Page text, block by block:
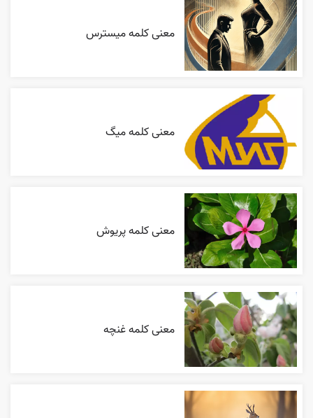
معنی کلمه میسترس
معنی کلمه میگ
معنی کلمه پریوش
معنی کلمه غنچه